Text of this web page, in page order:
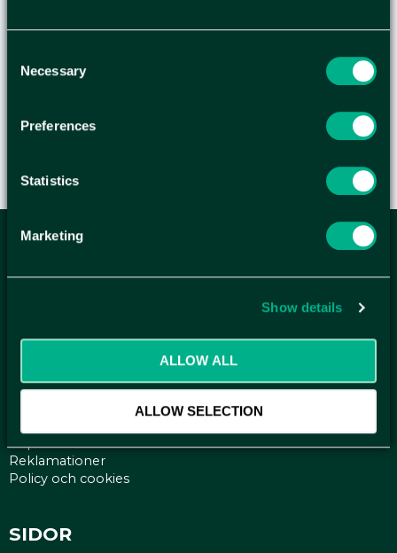
Selection
Necessary
Preferences
Statistics
Marketing
Show details
ALLOW ALL
ALLOW SELECTION
rättvisemärkt och ekologisk. - Vikt: 450 gram -
(Europalövet)
ANMÄL DIG HÄR TILL WELLAGRETS
NYHETSBREV
Få relevanta erbjudande och kampanjer, en möjlighet att
KUNDTJÄNST
Köpvillkor
Reklamationer
Policy och cookies
SIDOR